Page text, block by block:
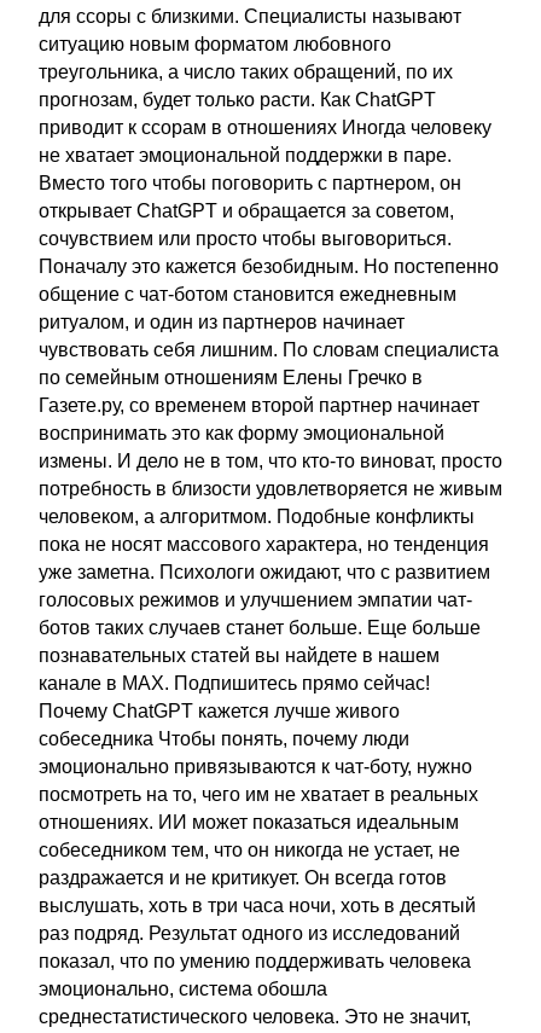
для ссоры с близкими. Специалисты называют
ситуацию новым форматом любовного
треугольника, а число таких обращений, по их
прогнозам, будет только расти. Как ChatGPT
приводит к ссорам в отношениях Иногда человеку
не хватает эмоциональной поддержки в паре.
Вместо того чтобы поговорить с партнером, он
открывает ChatGPT и обращается за советом,
сочувствием или просто чтобы выговориться.
Поначалу это кажется безобидным. Но постепенно
общение с чат-ботом становится ежедневным
ритуалом, и один из партнеров начинает
чувствовать себя лишним. По словам специалиста
по семейным отношениям Елены Гречко в
Газете.ру, со временем второй партнер начинает
воспринимать это как форму эмоциональной
измены. И дело не в том, что кто-то виноват, просто
потребность в близости удовлетворяется не живым
человеком, а алгоритмом. Подобные конфликты
пока не носят массового характера, но тенденция
уже заметна. Психологи ожидают, что с развитием
голосовых режимов и улучшением эмпатии чат-
ботов таких случаев станет больше. Еще больше
познавательных статей вы найдете в нашем
канале в MAX. Подпишитесь прямо сейчас!
Почему ChatGPT кажется лучше живого
собеседника Чтобы понять, почему люди
эмоционально привязываются к чат-боту, нужно
посмотреть на то, чего им не хватает в реальных
отношениях. ИИ может показаться идеальным
собеседником тем, что он никогда не устает, не
раздражается и не критикует. Он всегда готов
выслушать, хоть в три часа ночи, хоть в десятый
раз подряд. Результат одного из исследований
показал, что по умению поддерживать человека
эмоционально, система обошла
среднестатистического человека. Это не значит,